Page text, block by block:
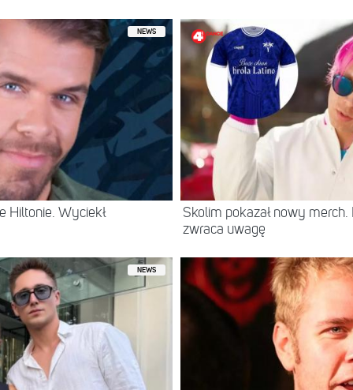
NEWS
Hiltonie. Wyciekł
Skolim pokazał nowy
zwraca uwagę
NEWS